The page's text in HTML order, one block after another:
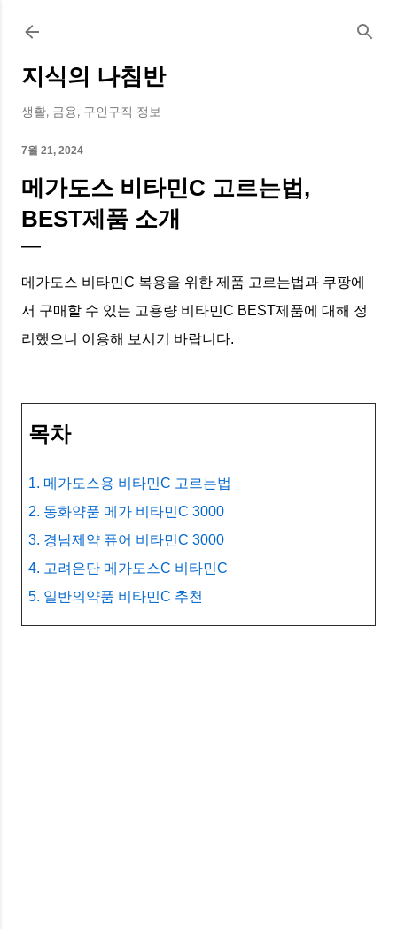
지식의 나침반
생활, 금융, 구인구직 정보
7월 21, 2024
메가도스 비타민C 고르는법,
BEST제품 소개
메가도스 비타민C 복용을 위한 제품 고르는법과 쿠팡에
서 구매할 수 있는 고용량 비타민C BEST제품에 대해 정
리했으니 이용해 보시기 바랍니다.
목차
1. 메가도스용 비타민C 고르는법
2. 동화약품 메가 비타민C 3000
3. 경남제약 퓨어 비타민C 3000
4. 고려은단 메가도스C 비타민C
5. 일반의약품 비타민C 추천